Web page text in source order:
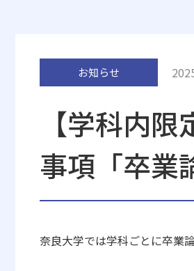
お知らせ
【学科内
事項「卒業
奈良大学では学科ごとに卒業